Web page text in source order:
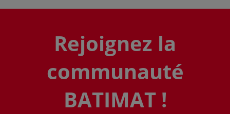
Rejoignez la
communauté
BATIMAT !